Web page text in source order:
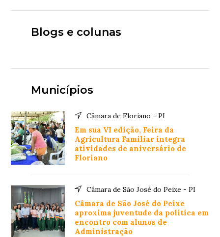
Blogs e colunas
Municípios
Câmara de Floriano - PI
Em sua VI edição, Feira da
Agricultura Familiar integra
atividades de aniversário de
Floriano
Câmara de São José do Peixe - PI
Câmara de São José do Peixe
aproxima juventude da política em
encontro com alunos de
Administração